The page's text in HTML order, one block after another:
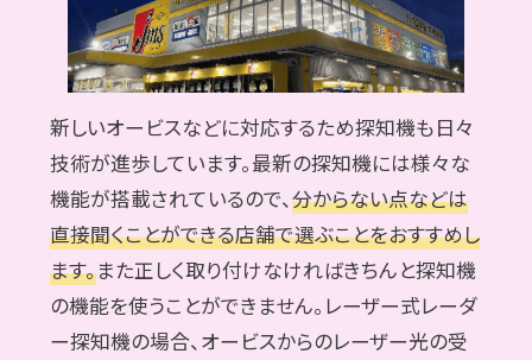
新しいオービスなどに対応するため探知機も日々
技術が進歩しています。最新の探知機には様々な
機能が搭載されているので、分からない点などは
直接聞くことができる店舗で選ぶことをおすすめし
ます。また正しく取り付けなければきちんと探知機
の機能を使うことができません。レーザー式レーダ
ー探知機の場合、オービスからのレーザー光の受